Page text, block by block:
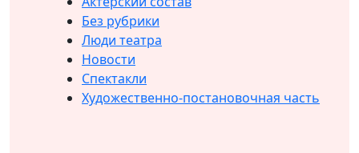
Без рубрики
Люди театра
Новости
Спектакли
Художественно-постановочная часть